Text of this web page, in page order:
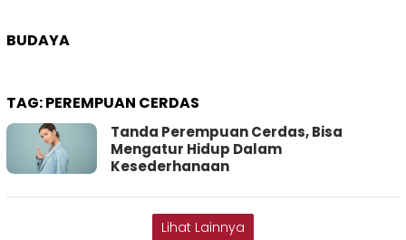
BUDAYA
TAG:PEREMPUAN CERDAS
Tanda Perempuan Cerdas, Bisa
Mengatur Hidup Dalam
Kesederhanaan
Lihat Lainnya